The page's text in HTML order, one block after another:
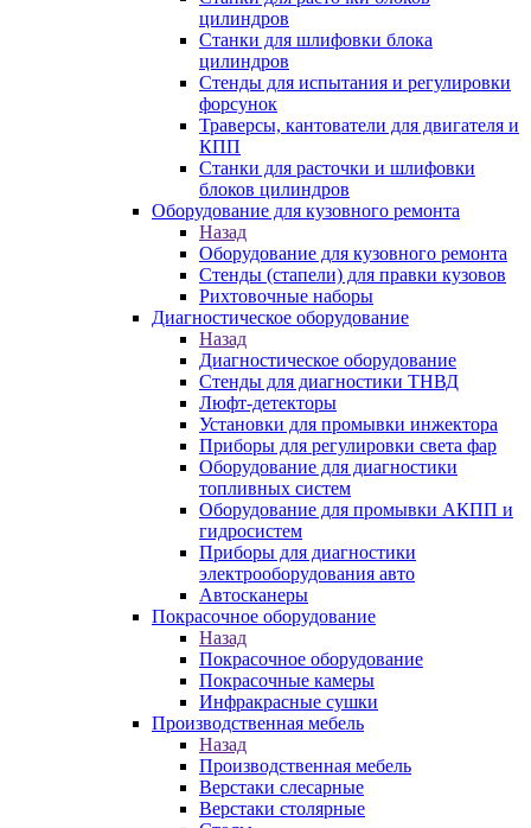
цилиндров
Станки для шлифовки блока
цилиндров
Стенды для испытания и регулировки
форсунок
Траверсы, кантователи для двигателя и
КПП
Станки для расточки и шлифовки
блоков цилиндров
Оборудование для кузовного ремонта
Назад
Оборудование для кузовного ремонта
Стенды (стапели) для правки кузовов
Рихтовочные наборы
Диагностическое оборудование
Назад
Диагностическое оборудование
Стенды для диагностики ТНВД
Люфт-детекторы
Установки для промывки инжектора
Приборы для регулировки света фар
Оборудование для диагностики
топливных систем
Оборудование для промывки АКПП и
гидросистем
Приборы для диагностики
электрооборудования авто
Автосканеры
Покрасочное оборудование
Назад
Покрасочное оборудование
Покрасочные камеры
Инфракрасные сушки
Производственная мебель
Назад
Производственная мебель
Верстаки слесарные
Верстаки столярные